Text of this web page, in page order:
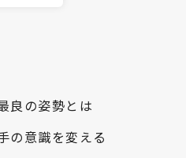
良の姿勢とは
の意識を変える